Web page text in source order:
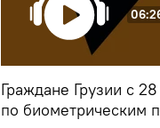
Граждане Грузии с
по биометрическим